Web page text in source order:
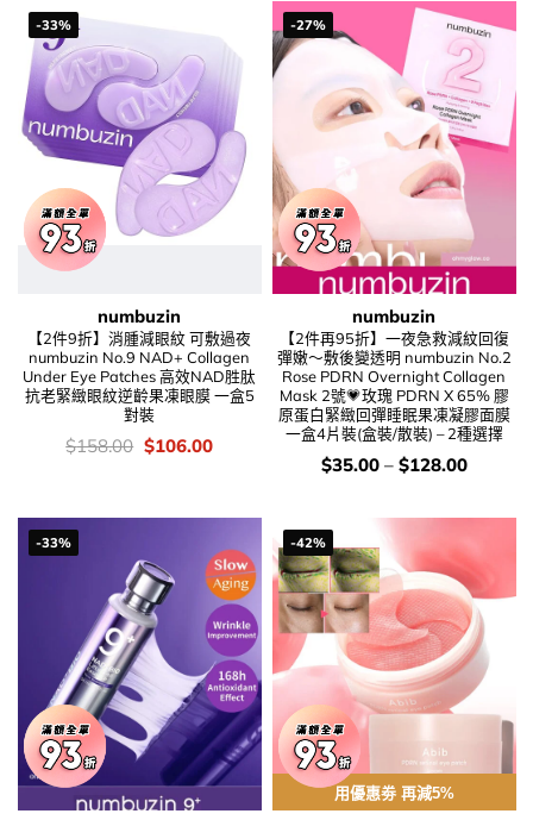
-33%
numbuzin
【2件9折】消腫減眼紋 可敷過夜
numbuzin No.9 NAD+ Collagen
Under Eye Patches 高效NAD胜肽
抗老緊緻眼紋逆齡果凍眼膜 一盒5
對裝
價
錢：
$158.00 Original
price
$106.00Current
-27%
numbuzin
【2件再95折】一夜急救減紋回復
彈嫩～敷後變透明 numbuzin No.2
Rose PDRN Overnight Collagen
Mask 2號💗玫瑰 PDRN X 65% 膠
原蛋白緊緻回彈睡眠果凍凝膠面膜
一盒4片裝(盒裝/散裝) – 2種選擇
價
錢：
$35.00– $128.00
-33% -42%
用優惠劵 再減5%